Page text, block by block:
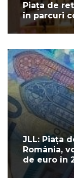
Piața de
în parcuri
JLL: Piața
România,
de euro în